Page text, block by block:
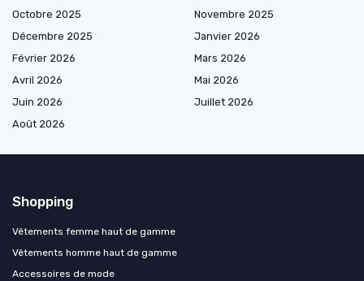
Octobre 2025
Novembre 2025
Décembre 2025
Janvier 2026
Février 2026
Mars 2026
Avril 2026
Mai 2026
Juin 2026
Juillet 2026
Août 2026
Shopping
Vêtements femme haut de gamme
Vêtements homme haut de gamme
Accessoires de mode